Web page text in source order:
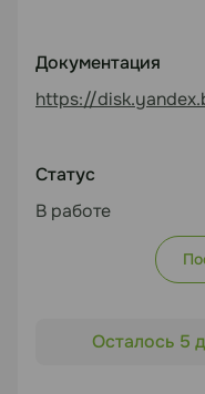
Документация
https://
Статус
В работе
Осталось 5